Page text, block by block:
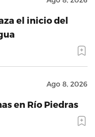
el inicio del
Ago 8, 2026
en Río Piedras